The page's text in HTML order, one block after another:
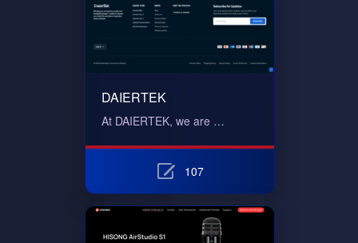
DAIERTEK
At DAIERTEK, we are …
107